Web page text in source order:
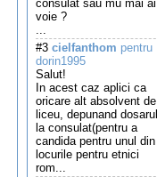
consulat sau mu mai ai
voie ?
...
#3 cielfanthom pentru
dorin1995
Salut!
In acest caz aplici ca
oricare alt absolvent de
liceu, depunand dosarul
la consulat(pentru a
candida pentru unul din
locurile pentru etnici
rom...